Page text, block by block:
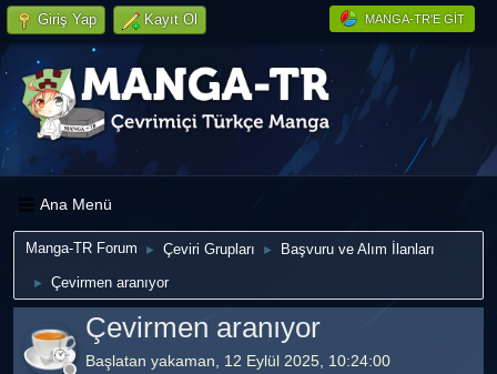
MANGA-TR'E GIT
Giriş Yap Kayıt Ol
Ana Menü
Manga-TR Forum ► Çeviri Grupları ► Başvuru ve Alım İlanları
► Çevirmen aranıyor
Çevirmen aranıyor
Başlatan yakaman, 12 Eylül 2025, 10:24:00